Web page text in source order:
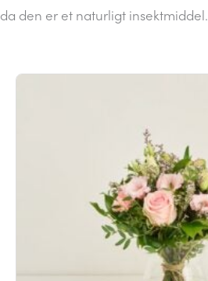
da den er et naturligt insektmiddel.